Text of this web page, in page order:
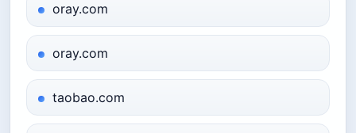
oray.com
oray.com
taobao.com